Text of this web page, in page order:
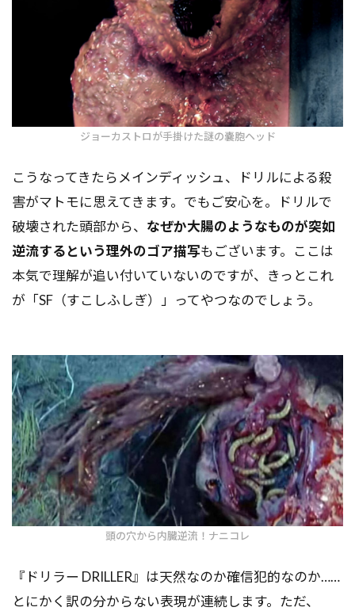
ジョーカストロが手掛けた謎の嚢胞ヘッド
こうなってきたらメインディッシュ、ドリルによる殺
害がマトモに思えてきます。でもご安心を。ドリルで
破壊された頭部から、 なぜか大腸のようなものが突如
逆流するという理外のゴア描写もございます。ここは
本気で理解が追い付いていないのですが、きっとこれ
が「SF（すこしふしぎ）」ってやつなのでしょう。
頭の穴から内臓逆流！ナニコレ
『ドリラー DRILLER』は天然なのか確信犯的なのか……
とにかく訳の分からない表現が連続します。ただ、